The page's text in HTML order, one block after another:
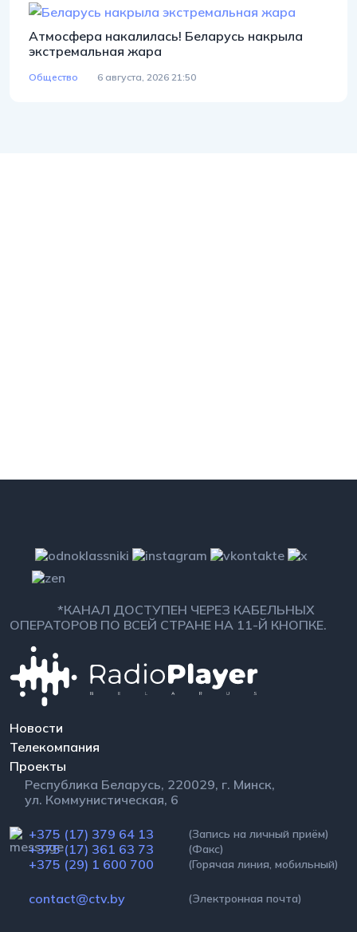
Атмосфера накалилась! Беларусь накрыла
экстремальная жара
Общество 6 августа, 2026 21:50
*КАНАЛ ДОСТУПЕН ЧЕРЕЗ КАБЕЛЬНЫХ
ОПЕРАТОРОВ ПО ВСЕЙ СТРАНЕ НА 11-Й КНОПКЕ.
Новости
Телекомпания
Проекты
Республика Беларусь, 220029, г. Минск,
ул. Коммунистическая, 6
+375 (17) 379 64 13 (Запись на личный приём)
+375 (17) 361 63 73 (Факс)
+375 (29) 1 600 700 (Горячая линия, мобильный)
contact@ctv.by (Электронная почта)